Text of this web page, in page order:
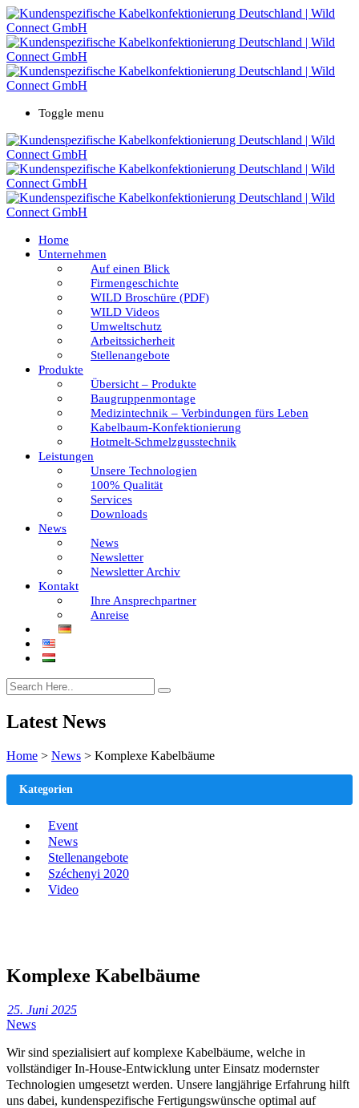
Toggle menu
Home
Unternehmen
Auf einen Blick
Firmengeschichte
WILD Broschüre (PDF)
WILD Videos
Umweltschutz
Arbeitssicherheit
Stellenangebote
Produkte
Übersicht – Produkte
Baugruppenmontage
Medizintechnik – Verbindungen fürs Leben
Kabelbaum-Konfektionierung
Hotmelt-Schmelzgusstechnik
Leistungen
Unsere Technologien
100% Qualität
Services
Downloads
News
News
Newsletter
Newsletter Archiv
Kontakt
Ihre Ansprechpartner
Anreise
Latest News
Home > News > Komplexe Kabelbäume
Komplexe Kabelbäume
25. Juni 2025
News
Wir sind spezialisiert auf komplexe Kabelbäume, welche in
vollständiger In-House-Entwicklung unter Einsatz modernster
Technologien umgesetzt werden. Unsere langjährige Erfahrung hilft
uns dabei, kundenspezifische Fertigungswünsche optimal auf
Kategorien
Event
News
Stellenangebote
Széchenyi 2020
Video